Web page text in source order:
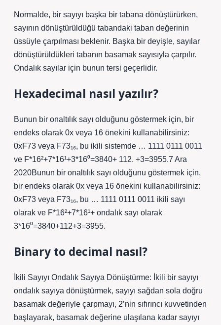
Normalde, bir sayıyı başka bir tabana dönüştürürken,
sayının dönüştürüldüğü tabandaki taban değerinin
üssüyle çarpılması beklenir. Başka bir deyişle, sayılar
dönüştürüldükleri tabanın basamak sayısıyla çarpılır.
Ondalık sayılar için bunun tersi geçerlidir.
Hexadecimal nasıl yazılır?
Bunun bir onaltılık sayı olduğunu göstermek için, bir
endeks olarak 0x veya 16 önekini kullanabilirsiniz:
0xF73 veya F73₁₆, bu ikili sistemde … 1111 0111 0011
ve F*16²+7*16¹+3*16⁰=3840+ 112. +3=3955.7 Ara
2020Bunun bir onaltılık sayı olduğunu göstermek için,
bir endeks olarak 0x veya 16 önekini kullanabilirsiniz:
0xF73 veya F73₁₆, bu … 1111 0111 0011 ikili sayı
olarak ve F*16²+7*16¹+ ondalık sayı olarak
3*16⁰=3840+112+3=3955.
Binary to decimal nasıl?
İkili Sayıyı Ondalık Sayıya Dönüştürme: İkili bir sayıyı
ondalık sayıya dönüştürmek, sayıyı sağdan sola doğru
basamak değeriyle çarpmayı, 2’nin sıfırıncı kuvvetinden
başlayarak, basamak değerine ulaşılana kadar sayıyı